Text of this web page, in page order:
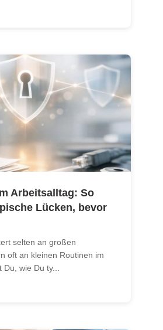
Arbeitsalltag: So
Lücken, bevor
selten an großen
oft an kleinen Routinen im
wie Du ty...